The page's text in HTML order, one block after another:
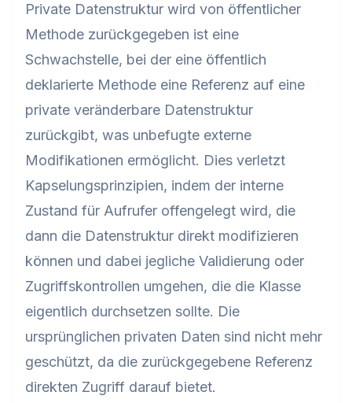
Private Datenstruktur wird von öffentlicher
Methode zurückgegeben ist eine
Schwachstelle, bei der eine öffentlich
deklarierte Methode eine Referenz auf eine
private veränderbare Datenstruktur
zurückgibt, was unbefugte externe
Modifikationen ermöglicht. Dies verletzt
Kapselungsprinzipien, indem der interne
Zustand für Aufrufer offengelegt wird, die
dann die Datenstruktur direkt modifizieren
können und dabei jegliche Validierung oder
Zugriffskontrollen umgehen, die die Klasse
eigentlich durchsetzen sollte. Die
ursprünglichen privaten Daten sind nicht mehr
geschützt, da die zurückgegebene Referenz
direkten Zugriff darauf bietet.